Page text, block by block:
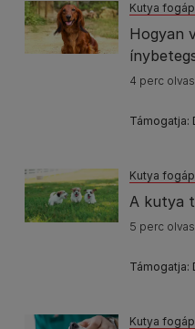
Kutya
Hogyan
4 perc
Támogatja:
Kutya
A kutya
5 perc
Támogatja:
Kutya